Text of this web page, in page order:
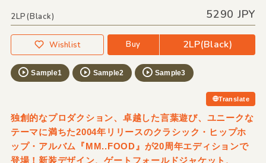
2LP(Black) 5290 JPY
Wishlist Buy 2LP(Black)
Sample1 Sample2 Sample3
Translate
独創的なプロダクション、卓越した言葉遊び、ユニークな
テーマに満ちた2004年リリースのクラシック・ヒップホ
ップ・アルバム『MM..FOOD』が20周年エディションで
登場！新装デザイン、ゲートフォールドジャケット、